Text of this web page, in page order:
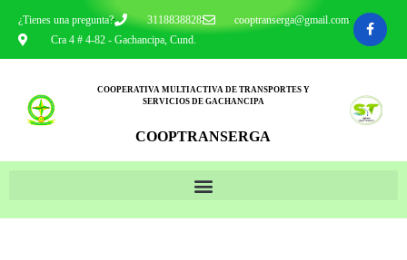
¿Tienes una pregunta? 3118838828
cooptranserga@gmail.com
Cra 4 # 4-82 - Gachancipa, Cund.
COOPERATIVA MULTIACTIVA DE TRANSPORTES Y
SERVICIOS DE GACHANCIPA
COOPTRANSERGA